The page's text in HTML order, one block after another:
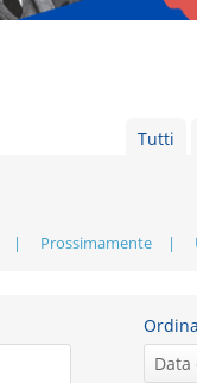
Tutti
Prossimamente